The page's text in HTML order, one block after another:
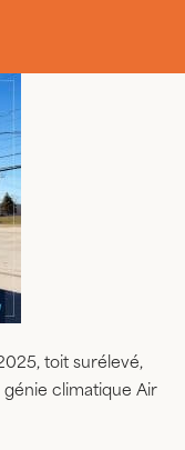
toit surélevé,
climatique Air